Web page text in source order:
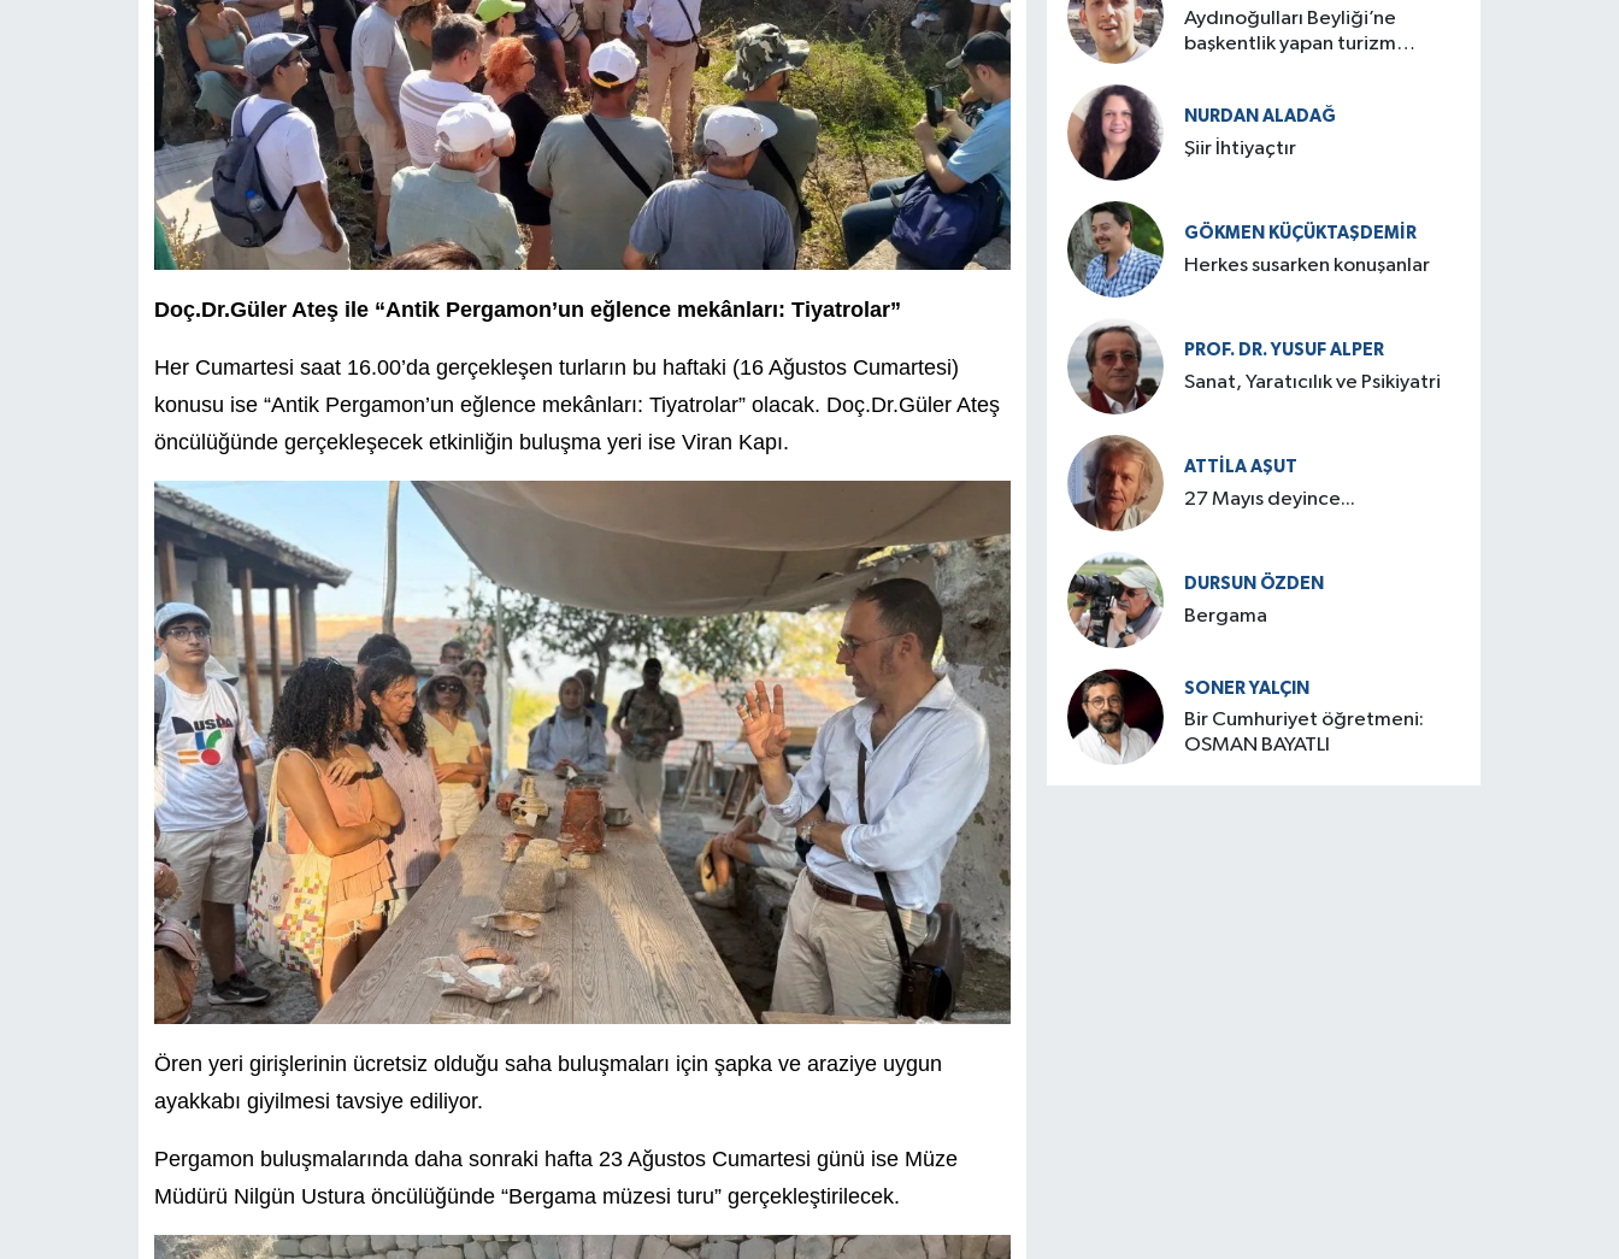
Doç.Dr.Güler Ateş ile “Antik Pergamon’un eğlence mekânları: Tiyatrolar”
Her Cumartesi saat 16.00’da gerçekleşen turların bu haftaki (16 Ağustos Cumartesi)
konusu ise “Antik Pergamon’un eğlence mekânları: Tiyatrolar” olacak. Doç.Dr.Güler Ateş
öncülüğünde gerçekleşecek etkinliğin buluşma yeri ise Viran Kapı.
Ören yeri girişlerinin ücretsiz olduğu saha buluşmaları için şapka ve araziye uygun
ayakkabı giyilmesi tavsiye ediliyor.
Pergamon buluşmalarında daha sonraki hafta 23 Ağustos Cumartesi günü ise Müze
Müdürü Nilgün Ustura öncülüğünde “Bergama müzesi turu” gerçekleştirilecek.
Aydınoğulları Beyliği’ne
başkentlik yapan turizm
NURDAN ALADAĞ
Şiir İhtiyaçtır
GÖKMEN KÜÇÜKTAŞDEMIR
Herkes susarken konuşanlar
PROF. DR. YUSUF ALPER
Sanat, Yaratıcılık ve Psikiyatri
ATTILA AŞUT
27 Mayıs deyince...
DURSUN ÖZDEN
Bergama
SONER YALÇIN
Bir Cumhuriyet öğretmeni:
OSMAN BAYATLI